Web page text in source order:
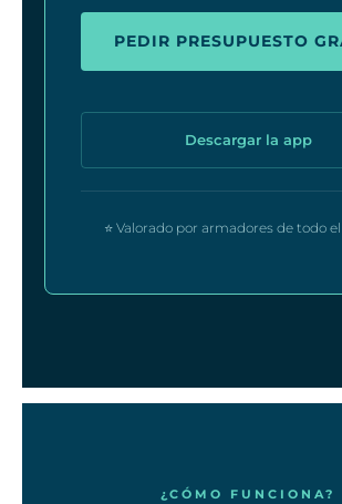
PEDIR PRESUPUESTO
Descargar la app
⭐ Valorado por armadores de todo
¿CÓMO FUNCIONA?